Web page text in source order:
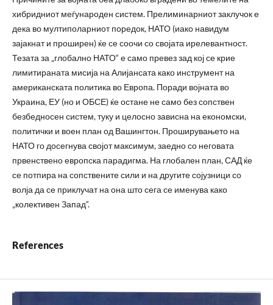
хибридниот меѓународен систем. Прелиминарниот заклучок е
дека во мултиполарниот поредок, НАТО (иако навидум
зајакнат и проширен) ќе се соочи со својата ирелевантност.
Тезата за „глобално НАТО“ е само превез зад кој се крие
лимитираната мисија на Алијансата како инструмент на
американската политика во Европа. Поради војната во
Украина, ЕУ (но и ОБСЕ) ќе остане не само без сопствен
безбедносен систем, туку и целосно зависна на економски,
политички и воен план од Вашингтон. Проширувањето на
НАТО го досегнува својот максимум, заедно со неговата
првенствено европска парадигма. На глобален план, САД ќе
се потпира на сопствените сили и на другите сојузници со
волја да се приклучат на она што сега се именува како
„колективен Запад“.
References